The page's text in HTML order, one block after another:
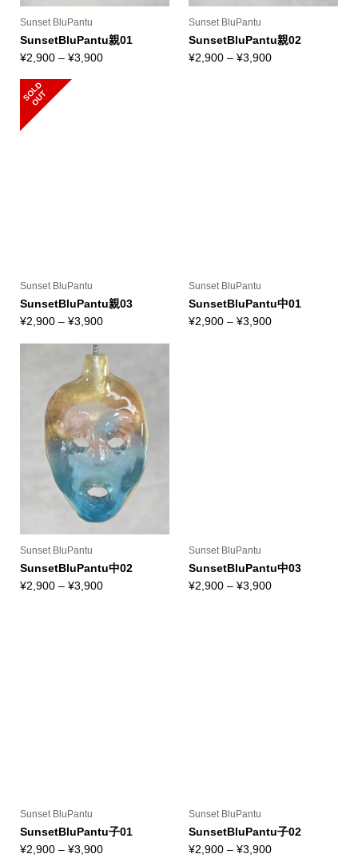
Sunset BluPantu
SunsetBluPantu親01
¥2,900 – ¥3,900価
Sunset BluPantu
SunsetBluPantu親02
¥2,900 –¥3,900価
S
O
L
D
O
U
T
Sunset BluPantu
SunsetBluPantu親03
¥2,900 – ¥3,900価
帯:
¥2,900
–
¥3,900
Sunset BluPantu
SunsetBluPantu中01
¥2,900 –¥3,900価
Sunset BluPantu
SunsetBluPantu中02
¥2,900 – ¥3,900価
Sunset BluPantu
SunsetBluPantu中03
¥2,900 –¥3,900価
Sunset BluPantu
SunsetBluPantu子01
¥2,900 – ¥3,900価
Sunset BluPantu
SunsetBluPantu子02
¥2,900 –¥3,900価